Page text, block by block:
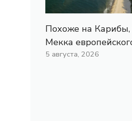
Похоже на Карибы,
Мекка
5 августа, 2026